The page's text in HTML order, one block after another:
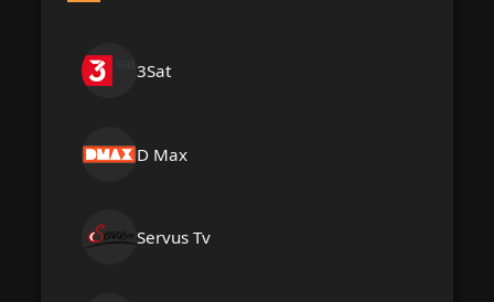
3Sat
D Max
Servus Tv